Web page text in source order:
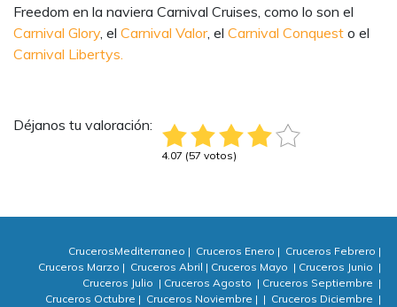
Freedom en la naviera Carnival Cruises, como lo son el
Carnival Glory, el Carnival Valor, el Carnival Conquest o el
Carnival Libertys.
Déjanos tu valoración:
4.07 (57 votos)
CrucerosMediterraneo | Cruceros Enero | Cruceros Febrero |
Cruceros Marzo | Cruceros Abril | Cruceros Mayo | Cruceros Junio |
Cruceros Julio | Cruceros Agosto | Cruceros Septiembre |
Cruceros Octubre | Cruceros Noviembre | | Cruceros Diciembre |